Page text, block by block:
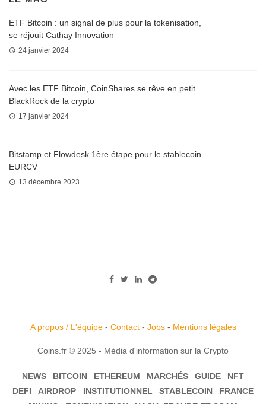
ETF Bitcoin : un signal de plus pour la tokenisation,
se réjouit Cathay Innovation
24 janvier 2024
Avec les ETF Bitcoin, CoinShares se rêve en petit
BlackRock de la crypto
17 janvier 2024
Bitstamp et Flowdesk 1ère étape pour le stablecoin
EURCV
13 décembre 2023
A propos / L'équipe- Contact- Jobs- Mentions légales
Coins.fr © 2025 - Média d'information sur la Crypto
NEWS BITCOIN ETHEREUM MARCHÉS GUIDE
NFT
DEFI
AIRDROP INSTITUTIONNEL STABLECOIN
FRANCE